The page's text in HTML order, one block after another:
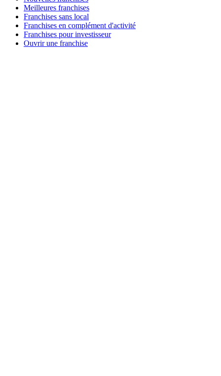
Meilleures franchises
Franchises sans local
Franchises en complément d'activité
Franchises pour investisseur
Ouvrir une franchise